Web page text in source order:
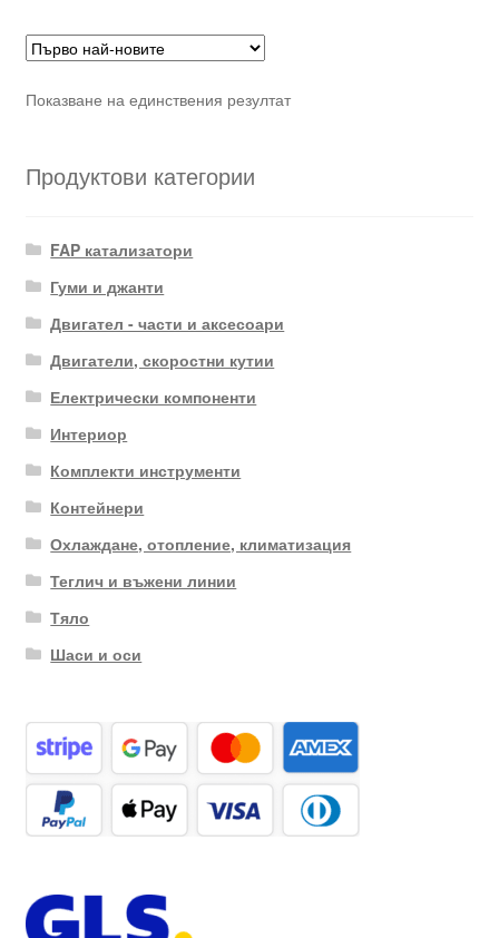
Показване на единствения резултат
Продуктови категории
FAP катализатори
Гуми и джанти
Двигател - части и аксесоари
Двигатели, скоростни кутии
Електрически компоненти
Интериор
Комплекти инструменти
Контейнери
Охлаждане, отопление, климатизация
Теглич и въжени линии
Тяло
Шаси и оси